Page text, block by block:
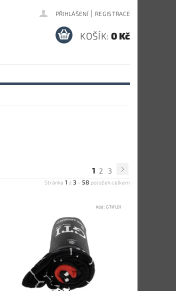
PŘIHLÁŠENÍ | REGISTRACE
KOŠÍK: 0 Kč
1 2 3
Stránka1 z3 - 58 položek celkem
Kód:GTIFL01